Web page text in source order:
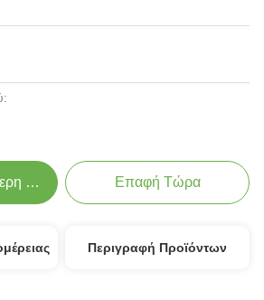
Τιμή Επαφή Τώρα
Περιγραφή Προϊόντων